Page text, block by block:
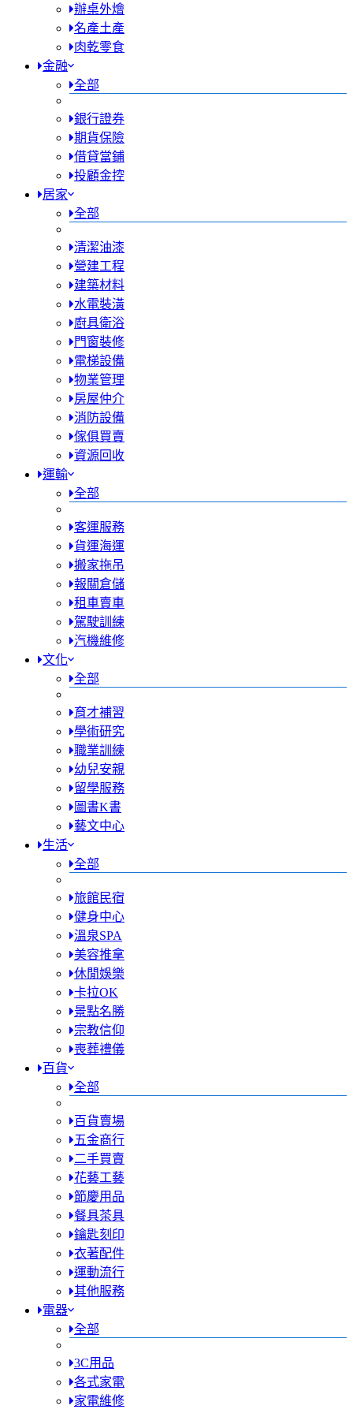
辦桌外燴
名產土產
肉乾零食
金融
全部
銀行證券
期貨保險
借貸當鋪
投顧金控
居家
全部
清潔油漆
營建工程
建築材料
水電裝潢
廚具衛浴
門窗裝修
電梯設備
物業管理
房屋仲介
消防設備
傢俱買賣
資源回收
運輸
全部
客運服務
貨運海運
搬家拖吊
報關倉儲
租車賣車
駕駛訓練
汽機維修
文化
全部
育才補習
學術研究
職業訓練
幼兒安親
留學服務
圖書K書
藝文中心
生活
全部
旅館民宿
健身中心
溫泉SPA
美容推拿
休閒娛樂
卡拉OK
景點名勝
宗教信仰
喪葬禮儀
百貨
全部
百貨賣場
五金商行
二手買賣
花藝工藝
節慶用品
餐具茶具
鑰匙刻印
衣著配件
運動流行
其他服務
電器
全部
3C用品
各式家電
家電維修